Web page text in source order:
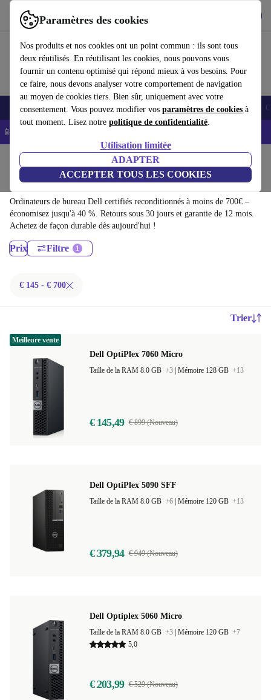
Paramètres des cookies
Nos produits et nos cookies ont un point commun : ils sont tous
deux réutilisés. En réutilisant les cookies, nous pouvons vous
fournir un contenu optimisé qui répond mieux à vos besoins. Pour
ce faire, nous devons analyser votre comportement de navigation
au moyen de cookies tiers. Bien sûr, uniquement avec votre
consentement. Vous pouvez modifier vos paramètres de cookies à
tout moment. Lisez notre politique de confidentialité.
Utilisation limitée
ADAPTER
ACCEPTER TOUS LES COOKIES
Utilisez refurbed rapidement et facilement
Smartphones Laptops Tablettes Montres connectées Accessoires
📱 -5% EXTRA sur les iPhones – Code : IPHONEDEAL -
Ordinateurs de bureau
Ordinateurs de bureau Dell:
Ordinateurs de bureau Dell certifiés reconditionnés à moins de 700€ –
économisez jusqu'à 40 %. Retours sous 30 jours et garantie de 12 mois.
Achetez de façon durable dès aujourd'hui !
Prix Filtre
€ 145 - € 700
Trier
Dell OptiPlex 7060 Micro
Taille de la RAM 8.0 GB +3 Mémoire 128 GB +13
€ 145,49 € 899 (Nouveau)
Meilleure vente
Dell OptiPlex 5090 SFF
Taille de la RAM 8.0 GB +6 Mémoire 120 GB +13
€ 379,94 € 949 (Nouveau)
Dell Optiplex 5060 Micro
Taille de la RAM 8.0 GB +3 Mémoire 120 GB +7
5,0
€ 203,99 € 529 (Nouveau)